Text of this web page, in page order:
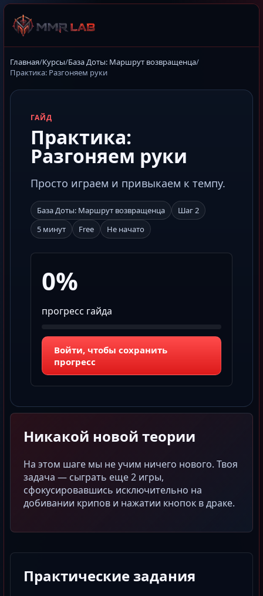
Главная/Курсы/База Доты: Маршрут возвращенца/
Практика: Разгоняем руки
ГАЙД
Практика:
Разгоняем руки
Просто играем и привыкаем к темпу.
База Доты: Маршрут возвращенца
Шаг 2
5 минут
Free Не начато
0%
прогресс гайда
Войти, чтобы сохранить
прогресс
Никакой новой теории
На этом шаге мы не учим ничего нового. Твоя
задача — сыграть еще 2 игры,
сфокусировавшись исключительно на
добивании крипов и нажатии кнопок в драке.
Практические задания